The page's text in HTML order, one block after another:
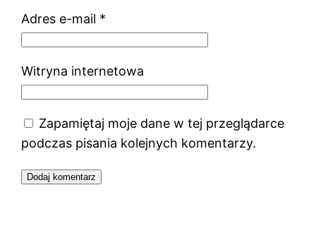
Adres e-mail *
Witryna internetowa
Zapamiętaj moje dane w tej przeglądarce
podczas pisania kolejnych komentarzy.